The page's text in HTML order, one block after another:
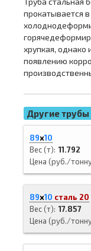
прокатывается
хрупкая, однако
появлению
Другие трубы
89х10
Вес (т) 11.792
Цена (руб./
89х10 сталь 20
Вес (т) 17.857
Цена (руб./